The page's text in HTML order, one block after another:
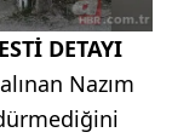
DETAYI
Nazım